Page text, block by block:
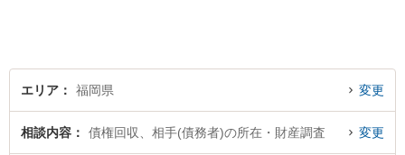
エリア 福岡県 変更
相談内容 債権回収、相手(債務者)の所在・財産調査 変更